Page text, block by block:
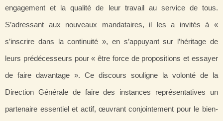
engagement et la qualité de leur travail au service de tous.
S’adressant aux nouveaux mandataires, il les a invités à «
s’inscrire dans la continuité », en s’appuyant sur l’héritage de
leurs prédécesseurs pour « être force de propositions et essayer
de faire davantage ». Ce discours souligne la volonté de la
Direction Générale de faire des instances représentatives un
partenaire essentiel et actif, œuvrant conjointement pour le bien-